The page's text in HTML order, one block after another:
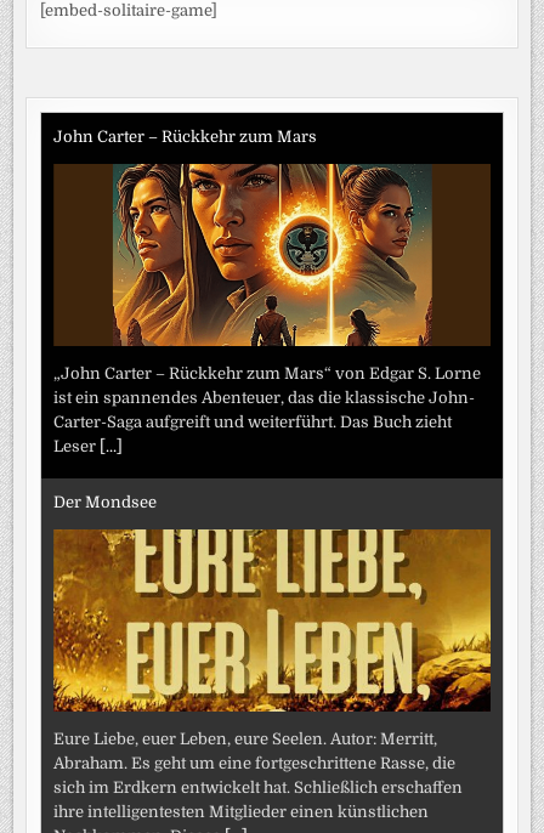
[embed-solitaire-game]
John Carter – Rückkehr zum Mars
„John Carter – Rückkehr zum Mars“ von Edgar S. Lorne
ist ein spannendes Abenteuer, das die klassische John-
Carter-Saga aufgreift und weiterführt. Das Buch zieht
Leser [...]
Der Mondsee
Eure Liebe, euer Leben, eure Seelen. Autor: Merritt,
Abraham. Es geht um eine fortgeschrittene Rasse, die
sich im Erdkern entwickelt hat. Schließlich erschaffen
ihre intelligentesten Mitglieder einen künstlichen